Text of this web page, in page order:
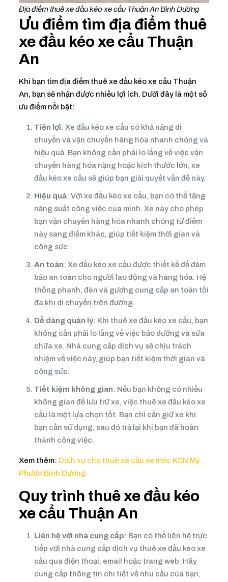
Địa điểm thuê xe đầu kéo xe cẩu Thuận An Bình Dương
Ưu điểm tìm địa điểm thuê
xe đầu kéo xe cẩu Thuận
An
Khi bạn tìm địa điểm thuê xe đầu kéo xe cẩu Thuận
An, bạn sẽ nhận được nhiều lợi ích. Dưới đây là một số
ưu điểm nổi bật:
Tiện lợi: Xe đầu kéo xe cẩu có khả năng di
chuyển và vận chuyển hàng hóa nhanh chóng và
hiệu quả. Bạn không cần phải lo lắng về việc vận
chuyển hàng hóa nặng hoặc kích thước lớn, xe
đầu kéo xe cẩu sẽ giúp bạn giải quyết vấn đề này.
Hiệu quả: Với xe đầu kéo xe cẩu, bạn có thể tăng
năng suất công việc của mình. Xe này cho phép
bạn vận chuyển hàng hóa nhanh chóng từ điểm
này sang điểm khác, giúp tiết kiệm thời gian và
công sức.
An toàn: Xe đầu kéo xe cẩu được thiết kế để đảm
bảo an toàn cho người lao động và hàng hóa. Hệ
thống phanh, đèn và gương cung cấp an toàn tối
đa khi di chuyển trên đường.
Dễ dàng quản lý: Khi thuê xe đầu kéo xe cẩu, bạn
không cần phải lo lắng về việc bảo dưỡng và sửa
chữa xe. Nhà cung cấp dịch vụ sẽ chịu trách
nhiệm về việc này, giúp bạn tiết kiệm thời gian và
công sức.
Tiết kiệm không gian: Nếu bạn không có nhiều
không gian để lưu trữ xe, việc thuê xe đầu kéo xe
cẩu là một lựa chọn tốt. Bạn chỉ cần giữ xe khi
bạn cần sử dụng, sau đó trả lại khi bạn đã hoàn
thành công việc.
Xem thêm: Dịch vụ cho thuê xe cẩu xe móc KCN Mỹ
Phước Bình Dương
Quy trình thuê xe đầu kéo
xe cẩu Thuận An
Liên hệ với nhà cung cấp: Bạn có thể liên hệ trực
tiếp với nhà cung cấp dịch vụ thuê xe đầu kéo xe
cẩu qua điện thoại, email hoặc trang web. Hãy
cung cấp thông tin chi tiết về nhu cầu của bạn,